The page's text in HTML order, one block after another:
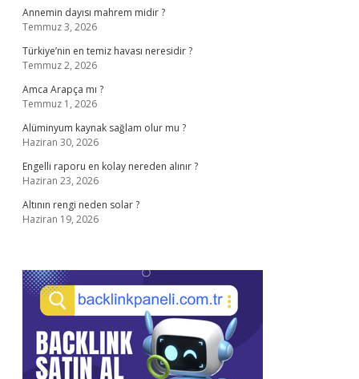
Annemin dayısı mahrem midir ?
Temmuz 3, 2026
Türkiye’nin en temiz havası neresidir ?
Temmuz 2, 2026
Amca Arapça mı ?
Temmuz 1, 2026
Alüminyum kaynak sağlam olur mu ?
Haziran 30, 2026
Engelli raporu en kolay nereden alınır ?
Haziran 23, 2026
Altının rengi neden solar ?
Haziran 19, 2026